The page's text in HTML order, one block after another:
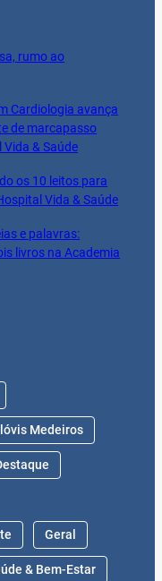
rumo ao
Cardiologia avança
de marcapasso
& Saúde
os 10 leitos para
Vida & Saúde
e palavras:
livros na Academia
Medeiros
Geral
& Bem-Estar